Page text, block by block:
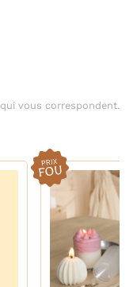
vous correspondent.